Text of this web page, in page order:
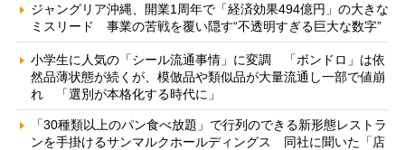
ジャングリア沖縄、開業1周年で「経済効果494億円」の大きな
ミスリード 事業の苦戦を覆い隠す“不透明すぎる巨大な数字”
小学生に人気の「シール流通事情」に変調 「ボンドロ」は依
然品薄状態が続くが、模倣品や類似品が大量流通し一部で値崩
れ 「選別が本格化する時代に」
「30種類以上のパン食べ放題」で行列のできる新形態レストラ
ンを手掛けるサンマルクホールディングス 同社に聞いた「店